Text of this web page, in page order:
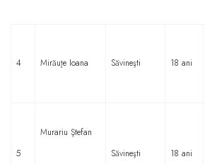
4 Mirăuţe Ioana Săvineşti 18 ani
5
Murariu Ştefan
Săvineşti 18 ani